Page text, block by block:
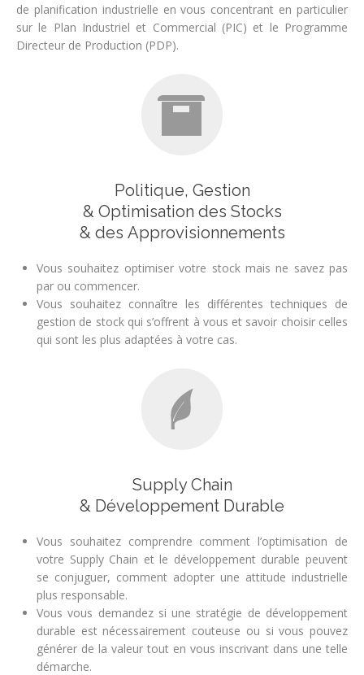
de planification industrielle en vous concentrant en particulier
sur le Plan Industriel et Commercial (PIC) et le Programme
Directeur de Production (PDP).
Politique, Gestion
& Optimisation des Stocks
& des Approvisionnements
Vous souhaitez optimiser votre stock mais ne savez pas
par ou commencer.
Vous souhaitez connaître les différentes techniques de
gestion de stock qui s’offrent à vous et savoir choisir celles
qui sont les plus adaptées à votre cas.
Supply Chain
& Développement Durable
Vous souhaitez comprendre comment l’optimisation de
votre Supply Chain et le développement durable peuvent
se conjuguer, comment adopter une attitude industrielle
plus responsable.
Vous vous demandez si une stratégie de développement
durable est nécessairement couteuse ou si vous pouvez
générer de la valeur tout en vous inscrivant dans une telle
démarche.